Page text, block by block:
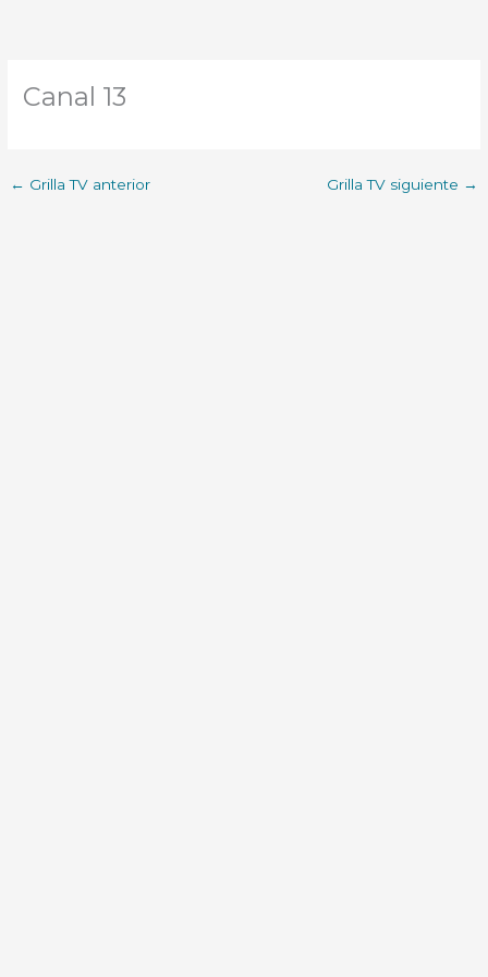
Canal 13
← Grilla TV anterior Grilla TV siguiente →